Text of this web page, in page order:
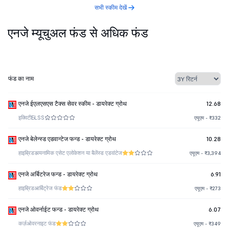
सभी स्कीम देखें
एनजे म्यूचुअल फंड से अधिक फंड
फंड का नाम
एनजे ईएलएसएस टैक्स सेवर स्कीम - डायरेक्ट ग्रोथ 12.68
इक्विटीELSS एयूएम - ₹332
एनजे बेलेन्स्ड एडवान्टेज फन्ड - डायरेक्ट ग्रोथ 10.28
हाइब्रिडडायनामिक एसेट एलोकेशन या बैलेंस्ड एडवांटेज एयूएम - ₹3,394
एनजे अर्बिटरेज फन्ड - डायरेक्ट ग्रोथ 6.91
हाइब्रिडआर्बिट्रेज फंड एयूएम - ₹273
एनजे ओवर्नाईट फन्ड - डायरेक्ट ग्रोथ 6.07
कर्ज़ओवरनाइट फंड एयूएम - ₹349